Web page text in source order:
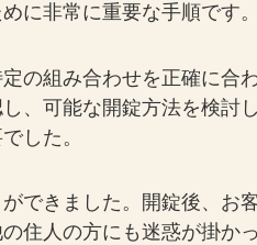
に非常に重要な手順です。
の組み合わせを正確に合
、可能な開錠方法を検討
した。
できました。開錠後、お
住人の方にも迷惑が掛か